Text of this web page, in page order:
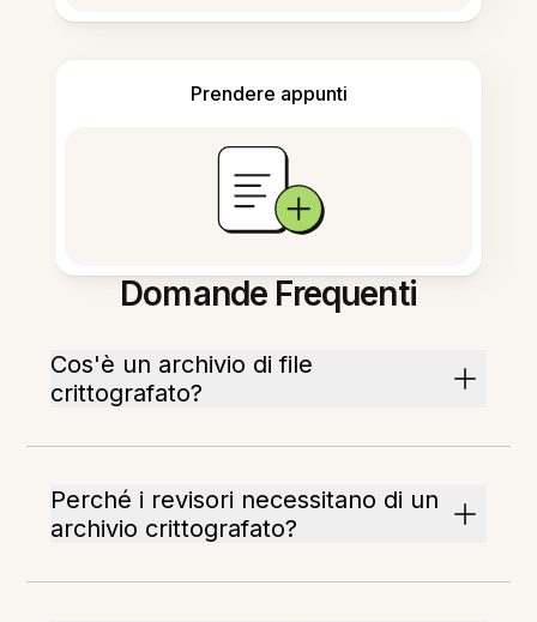
Prendere appunti
Domande Frequenti
Cos'è un archivio di file
crittografato?
Perché i revisori necessitano di un
archivio crittografato?